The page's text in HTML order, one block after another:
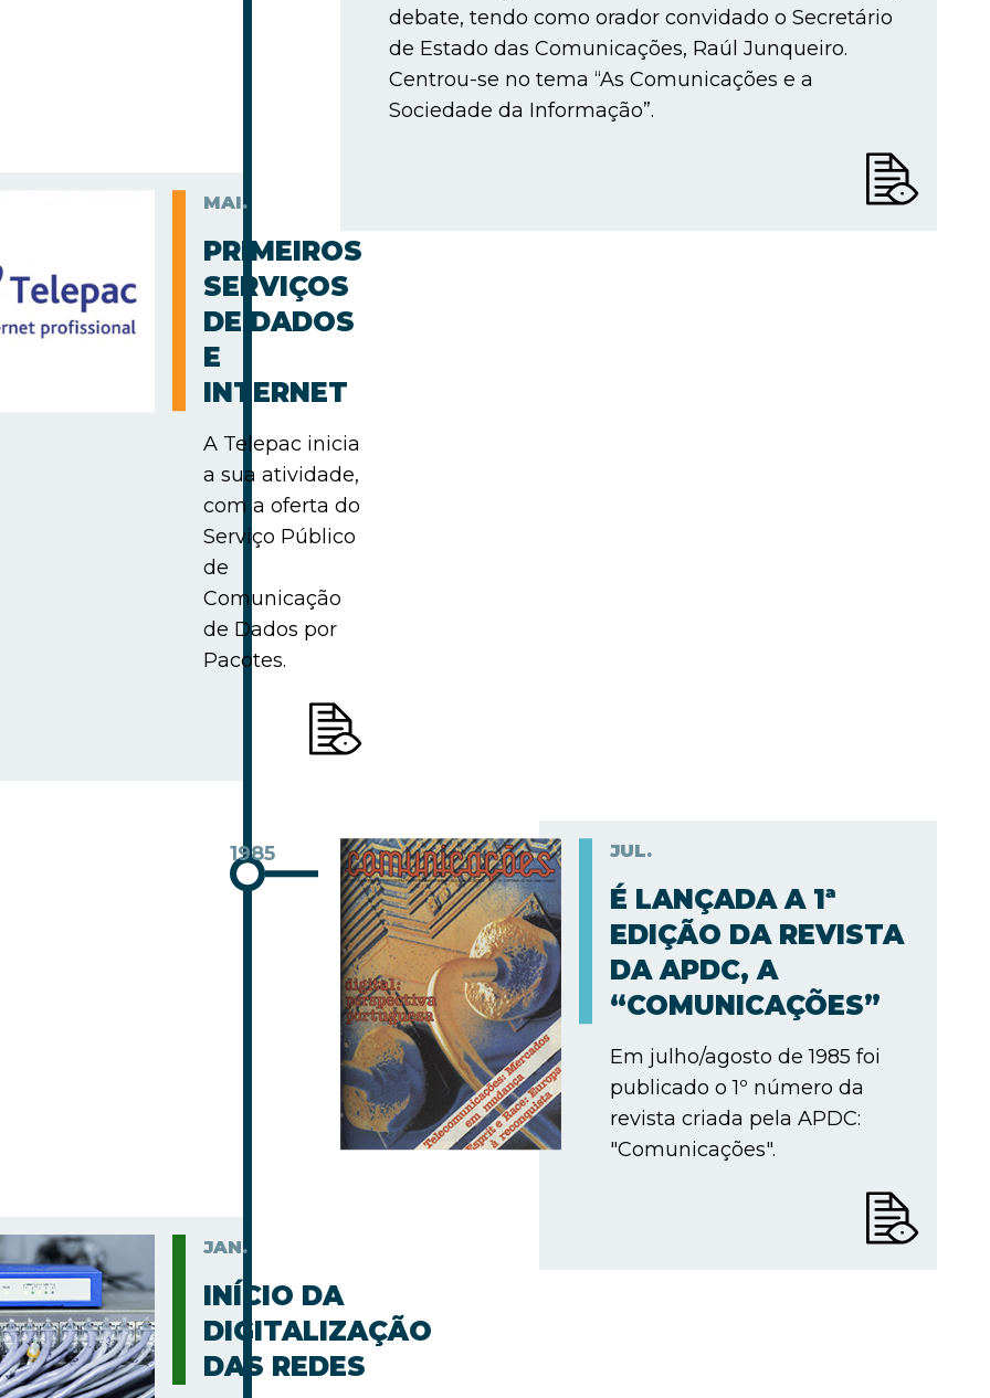
debate, tendo como orador convidado o Secretário
de Estado das Comunicações, Raúl Junqueiro.
Centrou-se no tema “As Comunicações e a
Sociedade da Informação”.
MAI.
PRIMEIROS
SERVIÇOS
DE DADOS
E
INTERNET
A Telepac inicia
a sua atividade,
com a oferta do
Serviço Público
de
Comunicação
de Dados por
Pacotes.
1985 JUL.
É LANÇADA A 1ª
EDIÇÃO DA REVISTA
DA APDC, A
“COMUNICAÇÕES”
Em julho/agosto de 1985 foi
publicado o 1º número da
revista criada pela APDC:
"Comunicações".
JAN.
INÍCIO DA
DIGITALIZAÇÃO
DAS REDES